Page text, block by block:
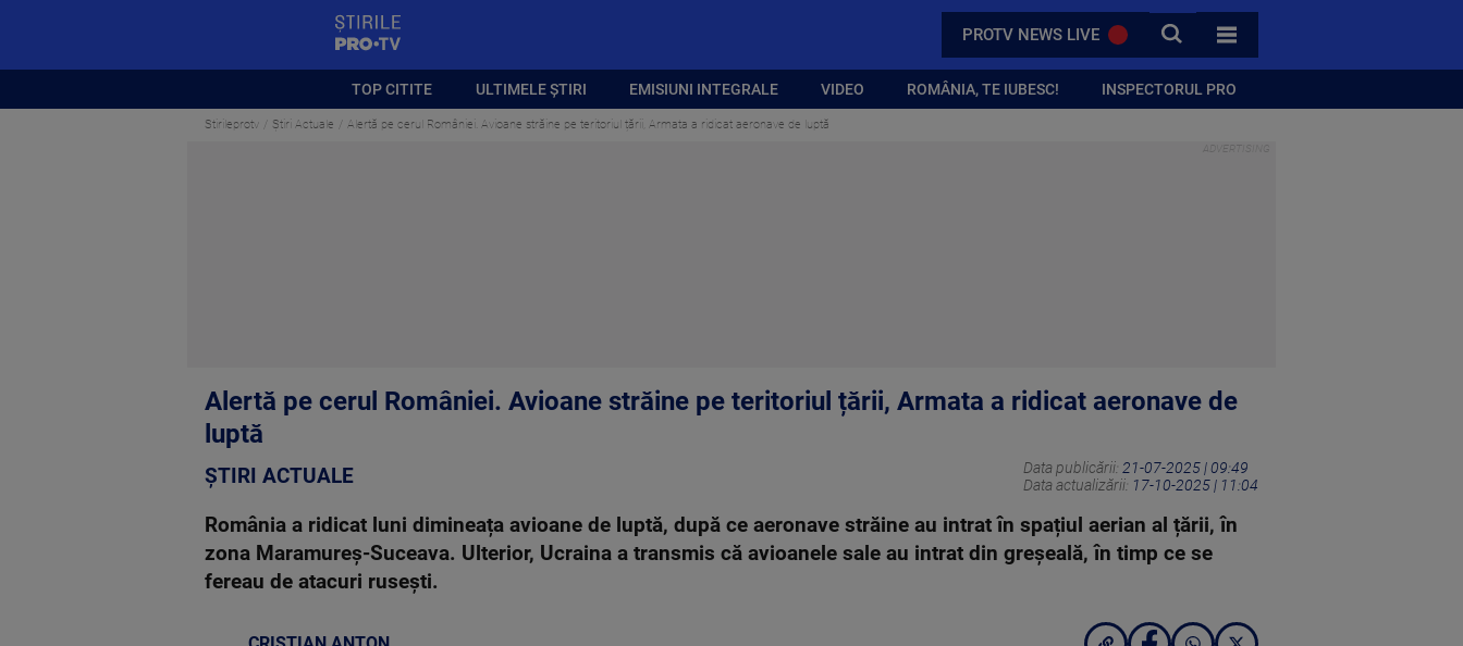
PROTV NEWS LIVE CAUTA
TOATE CATEGORIILE
TOP CITITE ULTIMELE ȘTIRI EMISIUNI INTEGRALE VIDEO ROMÂNIA, TE IUBESC! INSPECTORUL PRO
Stirileprotv Știri Actuale Alertă pe cerul României. Avioane străine pe teritoriul țării, Armata a ridicat aeronave de luptă
Alertă pe cerul României. Avioane străine pe teritoriul țării, Armata a ridicat aeronave de
luptă
ȘTIRI ACTUALE Data publicării: 21-07-2025 | 09:49
Data actualizării: 17-10-2025 | 11:04
România a ridicat luni dimineața avioane de luptă, după ce aeronave străine au intrat în spațiul aerian al țării, în
zona Maramureș-Suceava. Ulterior, Ucraina a transmis că avioanele sale au intrat din greșeală, în timp ce se
fereau de atacuri rusești.